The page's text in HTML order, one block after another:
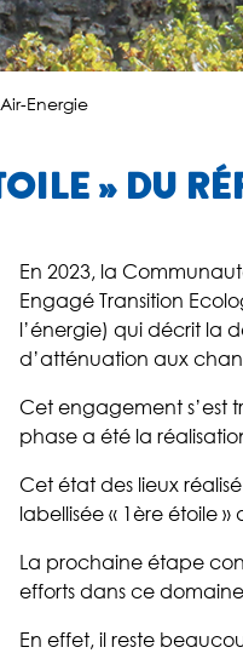
Energie
» DU
En 2023, la
Engagé Transition
l’énergie) qui décrit la
d’atténuation aux
Cet engagement s’est
phase a été la
Cet état des lieux
labellisée « 1ère étoile
La prochaine étape
efforts dans ce
En effet, il reste